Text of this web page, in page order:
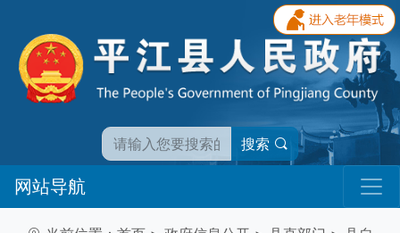
搜索
网站导航